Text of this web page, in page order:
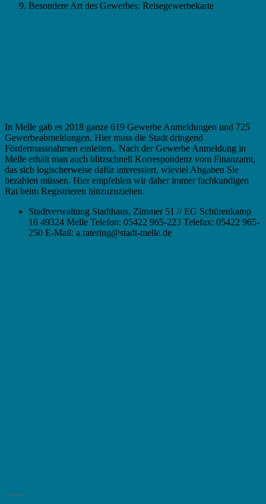
Besondere Art des Gewerbes: Reisegewerbekarte
In Melle gab es 2018 ganze 619 Gewerbe Anmeldungen und 725
Gewerbeabmeldungen. Hier muss die Stadt dringend
Fördermassnahmen einleiten.. Nach der Gewerbe Anmeldung in
Melle erhält man auch blitzschnell Korrespondenz vom Finanzamt,
das sich logischerweise dafür interessiert, wieviel Abgaben Sie
bezahlen müssen. Hier empfehlen wir daher immer fachkundigen
Rat beim Registrieren hinzuzuziehen.
Stadtverwaltung Stadthaus, Zimmer 51 // EG Schürenkamp
16 49324 Melle Telefon: 05422 965-223 Telefax: 05422 965-
250 E-Mail: a.ratering@stadt-melle.de